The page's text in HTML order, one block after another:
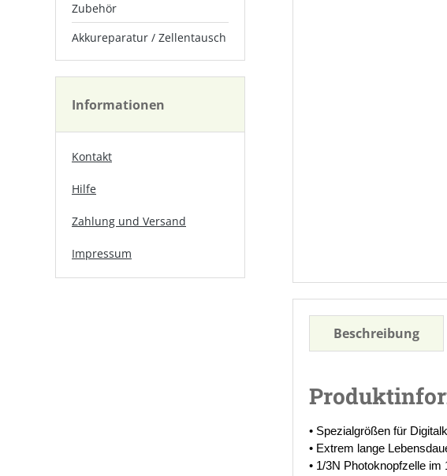
Zubehör
Akkureparatur / Zellentausch
Informationen
Kontakt
Hilfe
Zahlung und Versand
Impressum
Beschreibung
• Spezialgrößen für
• Extrem lange
• 1/3N Photoknopfzelle im